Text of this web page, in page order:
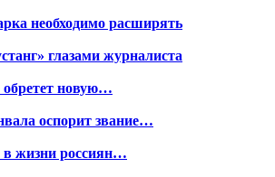
необходимо расширять
глазами журналиста
новую…
оспорит звание…
в жизни россиян…